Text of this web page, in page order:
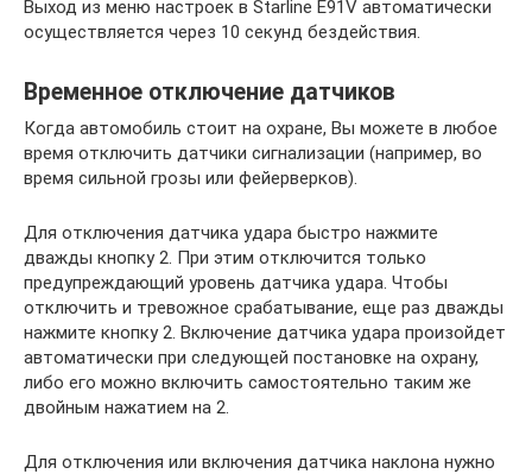
Выход из меню настроек в Starline E91V автоматически
осуществляется через 10 секунд бездействия.
Временное отключение датчиков
Когда автомобиль стоит на охране, Вы можете в любое
время отключить датчики сигнализации (например, во
время сильной грозы или фейерверков).
Для отключения датчика удара быстро нажмите
дважды кнопку 2. При этим отключится только
предупреждающий уровень датчика удара. Чтобы
отключить и тревожное срабатывание, еще раз дважды
нажмите кнопку 2. Включение датчика удара произойдет
автоматически при следующей постановке на охрану,
либо его можно включить самостоятельно таким же
двойным нажатием на 2.
Для отключения или включения датчика наклона нужно